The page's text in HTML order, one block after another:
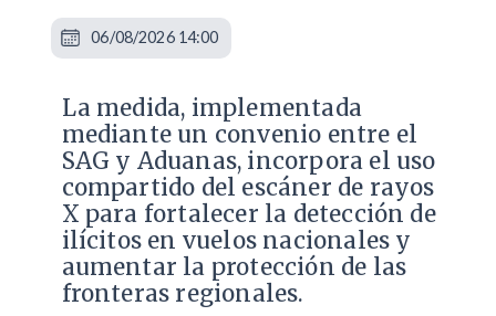
La medida, implementada
mediante un convenio entre el
SAG y Aduanas, incorpora el uso
compartido del escáner de rayos
X para fortalecer la detección de
ilícitos en vuelos nacionales y
aumentar la protección de las
fronteras regionales.
06/08/2026 14:00